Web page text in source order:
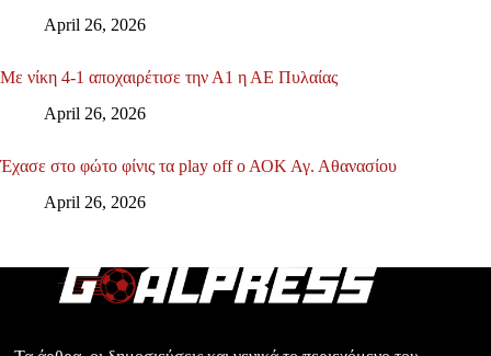
April 26, 2026
Με νίκη 4-1 αποχαιρέτισε την Α1 η ΑΕ Πυλαίας
April 26, 2026
Έχασε στο φώτο φίνις τα play off ο ΑΟΚ Αγ. Αθανασίου
April 26, 2026